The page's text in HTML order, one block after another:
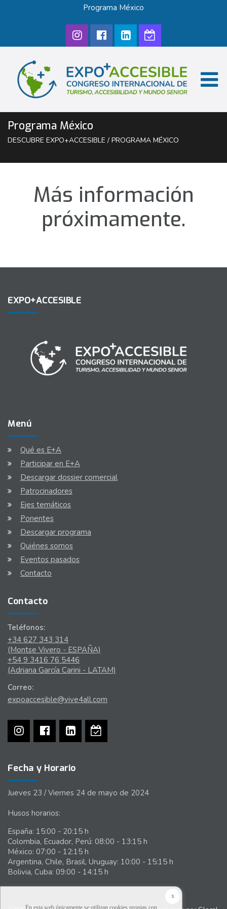
Programa México
Programa México
DESCUBRE EXPO+ACCESIBLE / PROGRAMA MÉXICO
En esta web únicamente se utilizan cookies propias con
x
Más información
próximamente.
EXPO+ACCESIBLE
Menú
Qué es E+A
Participar en E+A
Descargar dossier comercial
Patrocinadores
Ejes temáticos
Ponentes
Descargar programa
Quiénes somos
Eventos pasados
Contacto
Contacto
Teléfonos:
+34 627 343 314
(Montse Vivero - ESPAÑA)
+54 9 3416 76 5446
(Adriana García Carini - LATAM)
Correo:
expoaccesible@vive4all.com
Fecha y Horario
Jueves 23 / Viernes 24 de mayo de 2024
Husos horarios:
España: 15:00 - 20:15 h
Colombia, Ecuador, Perú: 08:00 - 13:15 h
México: 07:00 - 12:15 h
Argentina, Chile, Brasil, Uruguay: 10:00 - 15:15 h
Bolivia, Cuba: 09:00 - 14:15 h